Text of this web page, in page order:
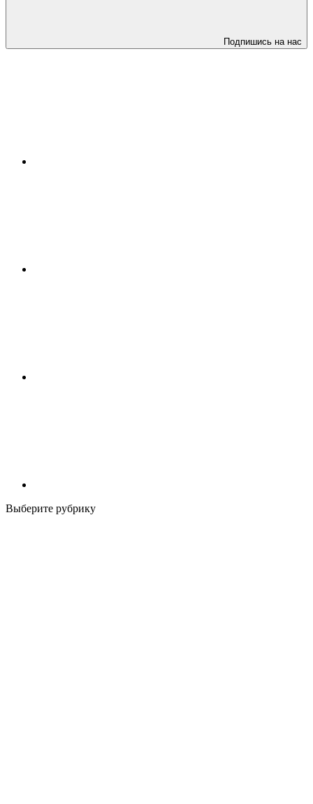
Подпишись на нас
Выберите рубрику